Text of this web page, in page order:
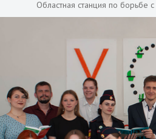
Областная станция по борьбе